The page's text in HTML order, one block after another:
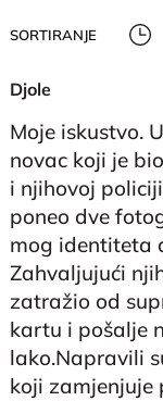
SORTIRANJE
Djole
Moje iskustvo.
novac koji je
i njihovoj
poneo dve
mog identiteta
Zahvaljujući
zatražio od
kartu i pošalje
lako.Napravili
koji zamjenjuje